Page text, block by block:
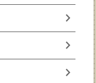
chevron_right
chevron_right
chevron_right